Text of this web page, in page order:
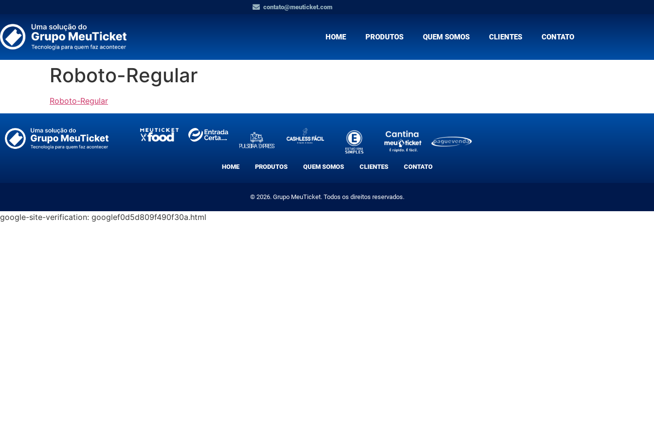
contato@meuticket.com
HOME PRODUTOS QUEM SOMOS CLIENTES CONTATO
Roboto-Regular
Roboto-Regular
HOME PRODUTOS QUEM SOMOS CLIENTES CONTATO
© 2026. Grupo MeuTicket. Todos os direitos reservados.
google-site-verification: googlef0d5d809f490f30a.html